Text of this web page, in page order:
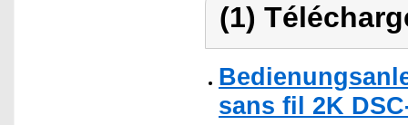
(1)
sans fil 2K